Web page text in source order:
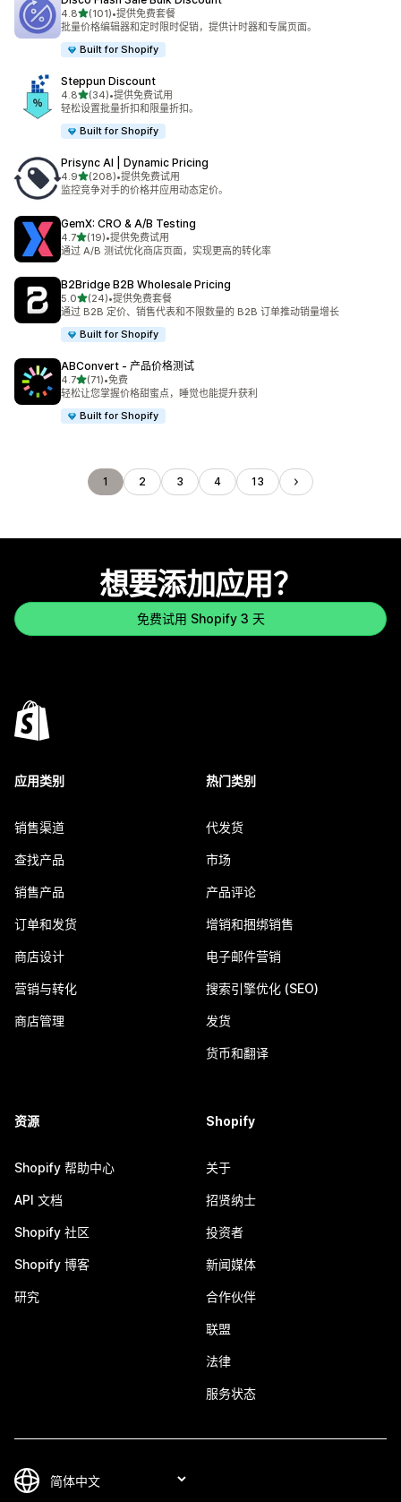
4.8星（满分 5 星）
(101)
总共 101 条评论
•提供免费套餐
批量价格编辑器和定时限时促销，提供计时器和专属页面。
Built for Shopify
Steppun Discount
4.8星（满分 5 星）
(34)
总共 34 条评论
•提供免费试用
轻松设置批量折扣和限量折扣。
Built for Shopify
Prisync AI | Dynamic Pricing
4.9星（满分 5 星）
(208)
总共 208 条评论
•提供免费试用
监控竞争对手的价格并应用动态定价。
GemX: CRO & A/B Testing
4.7星（满分 5 星）
(19)
总共 19 条评论
•提供免费试用
通过 A/B 测试优化商店页面，实现更高的转化率
B2Bridge B2B Wholesale Pricing
5.0星（满分 5 星）
(24)
总共 24 条评论
•提供免费套餐
通过 B2B 定价、销售代表和不限数量的 B2B 订单推动销量增长
Built for Shopify
ABConvert ‑ 产品价格测试
4.7星（满分 5 星）
(71)
总共 71 条评论
•免费
轻松让您掌握价格甜蜜点，睡觉也能提升获利
Built for Shopify
1 2 3 4 13
想要添加应用？
免费试用 Shopify 3 天
应用类别
销售渠道
查找产品
销售产品
订单和发货
商店设计
营销与转化
商店管理
热门类别
代发货
市场
产品评论
增销和捆绑销售
电子邮件营销
搜索引擎优化 (SEO)
发货
货币和翻译
资源
Shopify 帮助中心
API 文档
Shopify 社区
Shopify 博客
研究
Shopify
关于
招贤纳士
投资者
新闻媒体
合作伙伴
联盟
法律
服务状态